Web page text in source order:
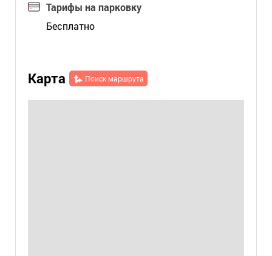
Тарифы на парковку
Бесплатно
Карта Поиск маршрута